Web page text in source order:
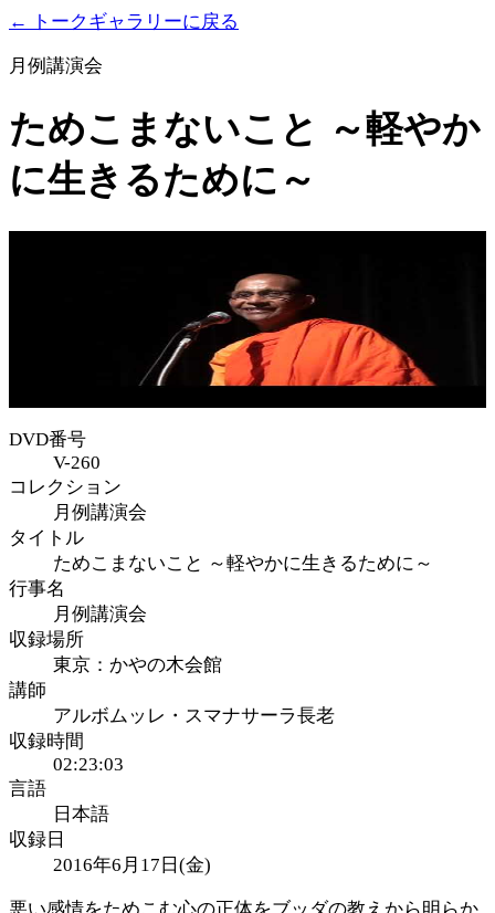
← トークギャラリーに戻る
月例講演会
ためこまないこと ～軽やか
に生きるために～
DVD番号
V-260
コレクション
月例講演会
タイトル
ためこまないこと ～軽やかに生きるために～
行事名
月例講演会
収録場所
東京：かやの木会館
講師
アルボムッレ・スマナサーラ長老
収録時間
02:23:03
言語
日本語
収録日
2016年6月17日(金)
悪い感情をためこむ心の正体をブッダの教えから明らか